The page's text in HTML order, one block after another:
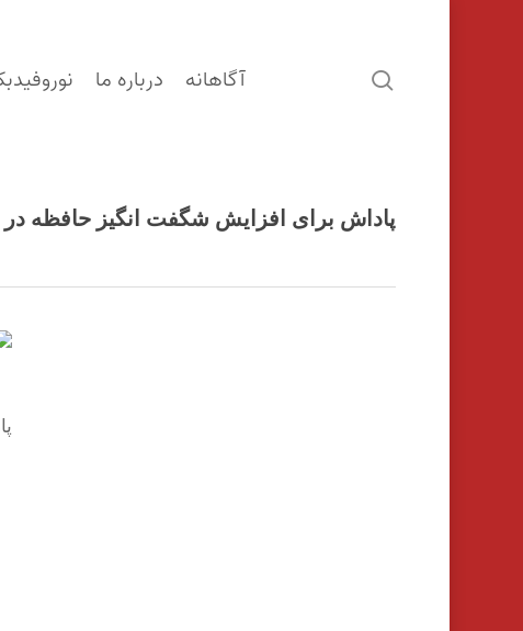
آگاهانه درباره ما search
پاداش برای افزایش شگفت انگیز حافظه در